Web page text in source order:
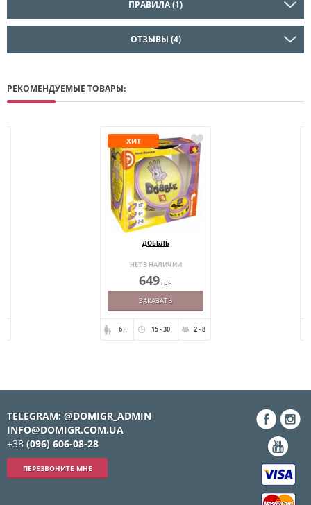
ПРАВИЛА (1)
ОТЗЫВЫ (4)
РЕКОМЕНДУЕМЫЕ ТОВАРЫ:
ХИТ
ДОББЛЬ
НЕТ В НАЛИЧИИ
649грн
ЗАКАЗАТЬ
6+ 15 - 30 2 - 8
TELEGRAM: @DOMIGR_ADMIN
INFO@DOMIGR.COM.UA
+38 (096) 606-08-28
ПЕРЕЗВОНИТЕ МНЕ